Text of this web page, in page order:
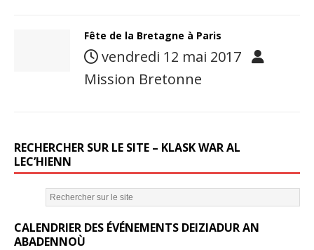
Fête de la Bretagne à Paris
vendredi 12 mai 2017
Mission Bretonne
RECHERCHER SUR LE SITE – KLASK WAR AL
LEC’HIENN
CALENDRIER DES ÉVÉNEMENTS DEIZIADUR AN
ABADENNOÙ